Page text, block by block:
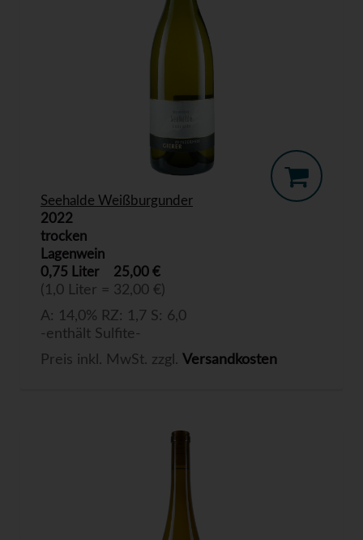
Seehalde Weißburgunder
2022
trocken
Lagenwein
0,75 Liter
25,00 €
(1,0 Liter = 32,00 €)
A: 14,0% RZ: 1,7 S: 6,0
-enthält Sulfite-
Preis inkl. MwSt. zzgl. Versandkosten